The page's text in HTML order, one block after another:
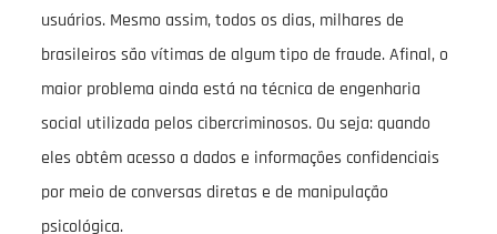
usuários. Mesmo assim, todos os dias, milhares de
brasileiros são vítimas de algum tipo de fraude. Afinal, o
maior problema ainda está na técnica de engenharia
social utilizada pelos cibercriminosos. Ou seja: quando
eles obtêm acesso a dados e informações confidenciais
por meio de conversas diretas e de manipulação
psicológica.